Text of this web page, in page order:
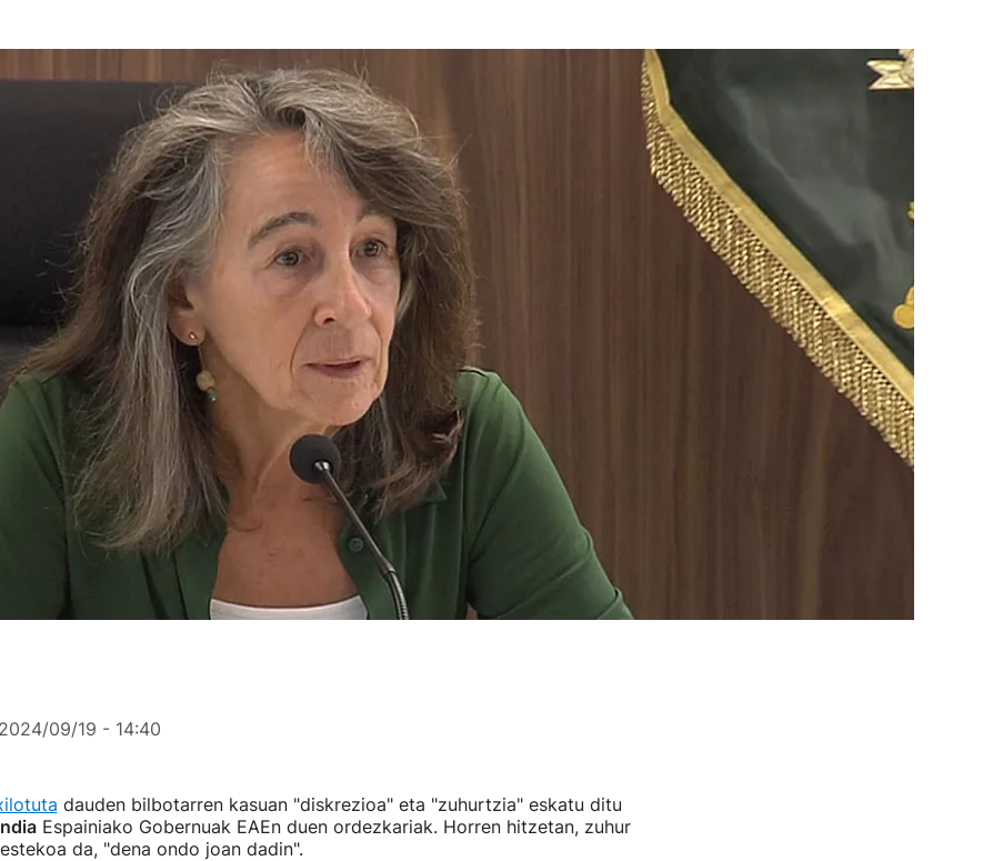
2024/09/19 - 14:40
dauden bilbotarren kasuan "diskrezioa" eta "zuhurtzia" eskatu ditu
Espainiako Gobernuak EAEn duen ordezkariak. Horren hitzetan, zuhur
da, "dena ondo joan dadin".